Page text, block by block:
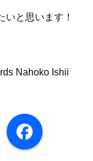
いと思います！
Nahoko Ishii
a
c